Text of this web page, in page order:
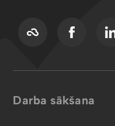
Darba sākšana